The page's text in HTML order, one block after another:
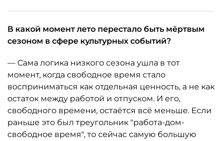
В какой момент лето перестало быть мёртвым
сезоном в сфере культурных событий?
— Сама логика низкого сезона ушла в тот
момент, когда свободное время стало
восприниматься как отдельная ценность, а не как
остаток между работой и отпуском. И его,
свободного времени, остаётся всё меньше. Если
раньше это был треугольник "работа-дом-
свободное время", то сейчас самую большую